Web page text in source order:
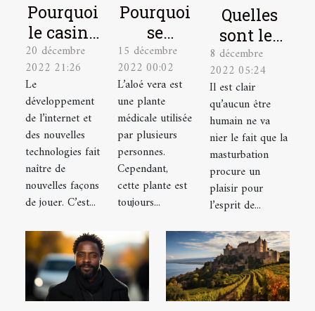
Pourquoi
le casino
en ligne
est-il un
excellent
choix ?
20 décembre
2022 21:26
Le
développement
de l’internet et
des nouvelles
technologies fait
naître de
nouvelles façons
de jouer. C’est...
Pourquoi
se
soigner
avec la
plante
aloé vera
?
15 décembre
2022 00:02
L’aloé vera est
une plante
médicale utilisée
par plusieurs
personnes.
Cependant,
cette plante est
toujours...
Quelles
sont les
astuces
pour bien
se
masturber
?
8 décembre
2022 05:24
Il est clair
qu’aucun être
humain ne va
nier le fait que la
masturbation
procure un
plaisir pour
l’esprit de...